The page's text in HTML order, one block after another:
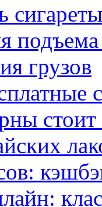
грузов
стоит